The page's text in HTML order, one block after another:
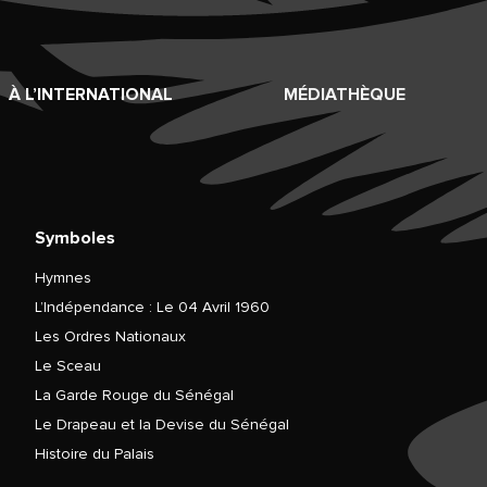
À L’INTERNATIONAL MÉDIATHÈQUE
Symboles
Hymnes
L’Indépendance : Le 04 Avril 1960
Les Ordres Nationaux
Le Sceau
La Garde Rouge du Sénégal
Le Drapeau et la Devise du Sénégal
Histoire du Palais